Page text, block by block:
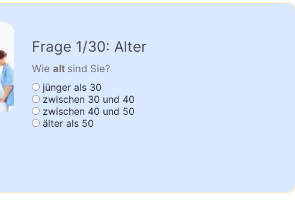
Frage 1/30: Alter
Wie alt sind Sie?
jünger als 30
zwischen 30 und 40
zwischen 40 und 50
älter als 50